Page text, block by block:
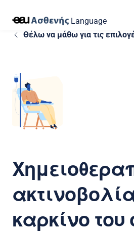
Language
Θέλω να μάθω για τις
καρκίνο